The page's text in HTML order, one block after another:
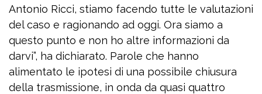
Antonio Ricci, stiamo facendo tutte le valutazioni
del caso e ragionando ad oggi. Ora siamo a
questo punto e non ho altre informazioni da
darvi”, ha dichiarato. Parole che hanno
alimentato le ipotesi di una possibile chiusura
della trasmissione, in onda da quasi quattro